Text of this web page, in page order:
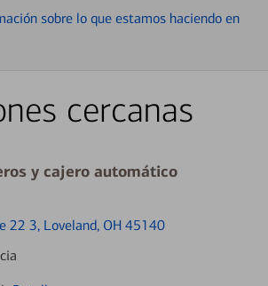
sobre lo que estamos haciendo en
cercanas
y cajero automático
22 3, Loveland, OH 45140